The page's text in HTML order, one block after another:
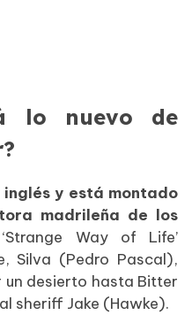
lo nuevo de
y está montado
madrileña de los
‘Strange Way of Life’
Silva (Pedro Pascal),
desierto hasta Bitter
sheriff Jake (Hawke).